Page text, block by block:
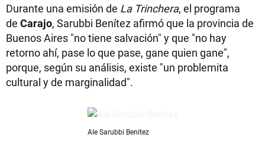
Durante una emisión de La Trinchera, el programa
de Carajo, Sarubbi Benítez afirmó que la provincia de
Buenos Aires "no tiene salvación" y que "no hay
retorno ahí, pase lo que pase, gane quien gane",
porque, según su análisis, existe "un problemita
cultural y de marginalidad".
AIe Sarubbi Benitez